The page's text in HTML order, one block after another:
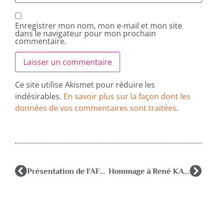
Enregistrer mon nom, mon e-mail et mon site
dans le navigateur pour mon prochain
commentaire.
Ce site utilise Akismet pour réduire les
indésirables. En savoir plus sur la façon dont les
données de vos commentaires sont traitées.
Présentation de l’AFPEN au Centre de Formation de Lille par Fanny, Florence et Nathalie Hommage à René KAES